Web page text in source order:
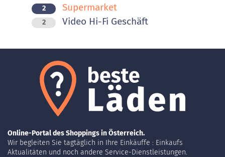
2 Supermarket
2 Video Hi-Fi Geschäft
Online-Portal des Shoppings in Österreich.
Wir begleiten Sie tagtäglich in Ihre Einkäuffe : Einkaufs
Aktualitäten und noch andere Service-Dienstleistungen.